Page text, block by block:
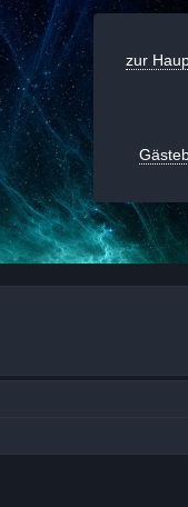
zur